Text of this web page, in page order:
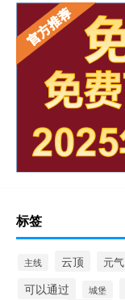
标签
主线 云顶 元气
可以通过 城堡